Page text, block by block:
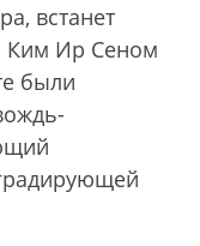
встанет
Ким Ир Сеном
были